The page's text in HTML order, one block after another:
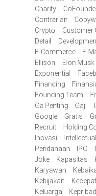
Charity
Contrarian
Crypto
Customer
Detail
E-Commerce
E-
Ellison
Elon Musk
Exponential
Financing
Founding Team
Ga Penting
Gaji
Google
Gratis
Recruit
Holding
Inovasi
Pendanaan
IPO
Joke
Kapasitas
Karyawan
Kebijakan
Keluarga